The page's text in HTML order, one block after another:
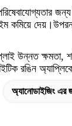
কমিয়ে
উন্নত ক্ষমতা,
রঙিন
অ্যানোডাইজিং এর